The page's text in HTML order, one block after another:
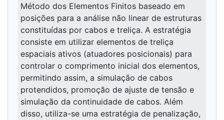
Método dos Elementos Finitos baseado em
posições para a análise não linear de estruturas
constituídas por cabos e treliça. A estratégia
consiste em utilizar elementos de treliça
espaciais ativos (atuadores posicionais) para
controlar o comprimento inicial dos elementos,
permitindo assim, a simulação de cabos
protendidos, promoção de ajuste de tensão e
simulação da continuidade de cabos. Além
disso, utiliza-se uma estratégia de penalização,